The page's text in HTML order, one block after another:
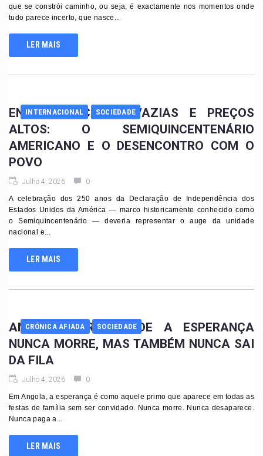
que se constrói caminho, ou seja, é exactamente nos momentos onde
tudo parece incerto, que nasce...
LER MAIS
INTERNACIONAL SOCIEDADE
ENTRE BANCADAS VAZIAS E PREÇOS
ALTOS: O SEMIQUINCENTENÁRIO
AMERICANO E O DESENCONTRO COM O
POVO
Julho 4, 2026 0
A celebração dos 250 anos da Declaração de Independência dos
Estados Unidos da América — marco historicamente conhecido como
o Semiquincentenário — deveria representar o auge da unidade
nacional e...
LER MAIS
CRÓNICA AFIADA SOCIEDADE
ANGOLA: TERRA ONDE A ESPERANÇA
NUNCA MORRE, MAS TAMBÉM NUNCA SAI
DA FILA
Julho 4, 2026 0
Em Angola, a esperança é como aquele primo que aparece em todas as
festas de família sem ser convidado. Nunca morre. Nunca desaparece.
Nunca paga a...
LER MAIS